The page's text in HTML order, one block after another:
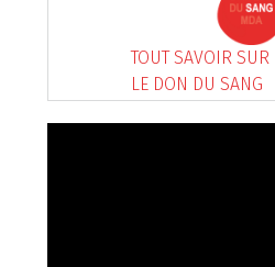
TOUT SAVOIR SUR
LE DON DU SANG